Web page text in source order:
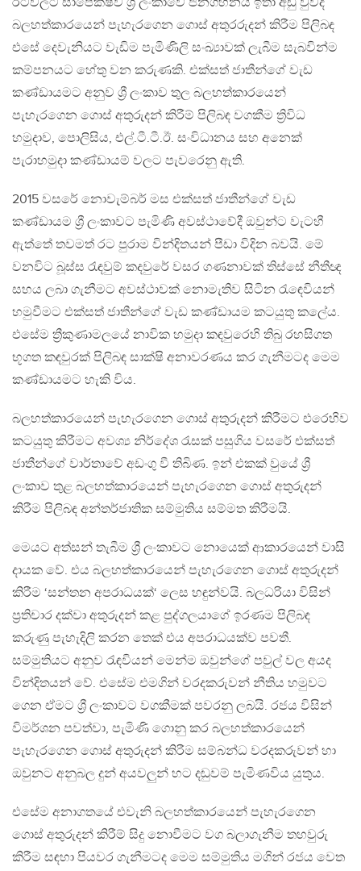
බලහත්කාරයෙන් පැහැරගෙන ගොස් අතුරරුදන් කිරීම පිලිබඳ
එසේ දෙවැනියට වැඩිම පැමිණිලි සංඛ්‍යාවක් ලැබීම සැබවින්ම
කම්පනයට හේතු වන කරුණකි. එක්සත් ජාතීන්ගේ වැඩ
කණ්ඩායමට අනුව ශ්‍රී ලංකාව තුල බලහත්කාරයෙන්
පැහැරගෙන ගොස් අතුරුදන් කිරීම් පිලිබඳ වගකීම ත්‍රිවිධ
හමුදාව, පොලිසිය, එල්.ටී.ටී.ඊ. සංවිධානය සහ අනෙක්
පැරාහමුදා කණ්ඩායම් වලට පැවරෙනු ඇති.
2015 වසරේ නොවැම්බර් මස එක්සත් ජාතීන්ගේ වැඩ
කණ්ඩායම ශ්‍රී ලංකාවට පැමිණි අවස්ථාවේදී ඔවුන්ට වැටහී
ඇත්තේ තවමත් රට පුරාම වින්දිතයන් පීඩා විදින බවයි. මේ
වනවිට බූස්ස රැඳවුම් කදවුරේ වසර ගණනාවක් තිස්සේ නීතීඥ
සහය ලබා ගැනීමට අවස්ථාවක් නොමැතිව සිටින රැඳෙවියන්
හමුවීමට එක්සත් ජාතීන්ගේ වැඩ කණ්ඩායම කටයුතු කලේය.
එසේම ත්‍රීකුණාමලයේ නාවික හමුදා කඳවුරෙහි තිබු රහසිගත
භූගත කඳවුරක් පිලිබඳ සාක්ෂි අනාවරණය කර ගැනීමටද මෙම
කණ්ඩායමට හැකි විය.
බලහත්කාරයෙන් පැහැරගෙන ගොස් අතුරුදන් කිරීමට එරෙහිව
කටයුතු කිරීමට අවශ්‍ය නිර්දේශ රැසක් පසුගිය වසරේ එක්සත්
ජාතීන්ගේ වාර්තාවේ අඩංගු වී තිබිණ. ඉන් එකක් වුයේ ශ්‍රී
ලංකාව තුළ බලහත්කාරයෙන් පැහැරගෙන ගොස් අතුරුදන්
කිරීම පිලිබඳ අන්තර්ජාතික සම්මුතිය සම්මත කිරීමයි.
මෙයට අත්සන් තැබීම ශ්‍රී ලංකාවට නොයෙක් ආකාරයෙන් වාසි
දායක වේ. එය බලහත්කාරයෙන් පැහැරගෙන ගොස් අතුරුදන්
කිරීම ‘සන්තන අපරාධයක්‘ ලෙස හඳුන්වයි. බලධරියා විසින්
ප්‍රතිචාර දක්වා අතුරුදන් කළ පුද්ගලයාගේ ඉරණම පිලිබඳ
කරුණු පැහැදිලි කරන තෙක් එය අපරාධයක්ව පවතී.
සම්මුතියට අනුව රැඳවියන් මෙන්ම ඔවුන්ගේ පවුල් වල අයද
වින්දිතයන් වේ. එසේම එමගින් වරදකරුවන් නීතිය හමුවට
ගෙන ඒමට ශ්‍රී ලංකාවට වගකීමක් පවරනු ලබයි. රජය විසින්
විමර්ශන පවත්වා, පැමිණි ගොනු කර බලහත්කාරයෙන්
පැහැරගෙන ගොස් අතුරුදන් කිරීම සම්බන්ධ වරදකරුවන් හා
ඔවුනට අනුබල දුන් අයවලුන් හට දඬුවම් පැමිණවිය යුතුය.
එසේම අනාගතයේ එවැනි බලහත්කාරයෙන් පැහැරගෙන
ගොස් අතුරුදන් කිරීම් සිදු නොවීමට වග බලාගැනීම තහවුරු
කිරීම සඳහා පියවර ගැනීමටද මෙම සම්මුතිය මගින් රජය වෙත